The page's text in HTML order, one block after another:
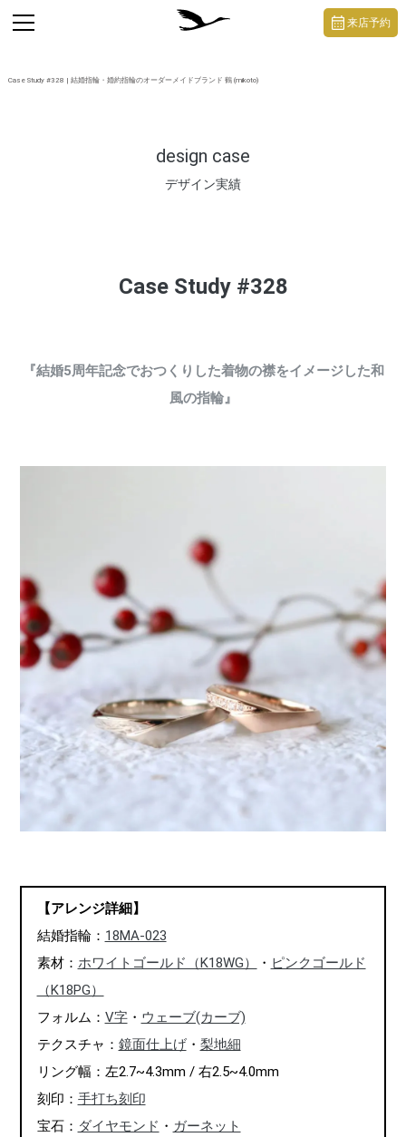
Case Study #328 | 結婚指輪・婚約指輪のオーダーメイドブランド 鶴 (mikoto)
design case
デザイン実績
toggle
navigation
来店予約
Case Study #328
『結婚5周年記念でおつくりした着物の襟をイメージした和
風の指輪』
【アレンジ詳細】
結婚指輪： 18MA-023
素材： ホワイトゴールド（K18WG） ・ ピンクゴールド
（K18PG）
フォルム： V字・ ウェーブ(カーブ)
テクスチャ： 鏡面仕上げ・ 梨地細
リング幅：左2.7~4.3mm / 右2.5~4.0mm
刻印： 手打ち刻印
宝石： ダイヤモンド ・ ガーネット